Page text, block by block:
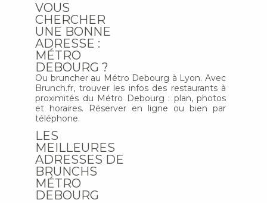
VOUS
CHERCHER
UNE BONNE
ADRESSE :
MÉTRO
DEBOURG ?
Ou bruncher au Métro Debourg à Lyon. Avec
Brunch.fr, trouver les infos des restaurants à
proximités du Métro Debourg : plan, photos
et horaires. Réserver en ligne ou bien par
téléphone.
LES
MEILLEURES
ADRESSES DE
BRUNCHS
MÉTRO
DEBOURG